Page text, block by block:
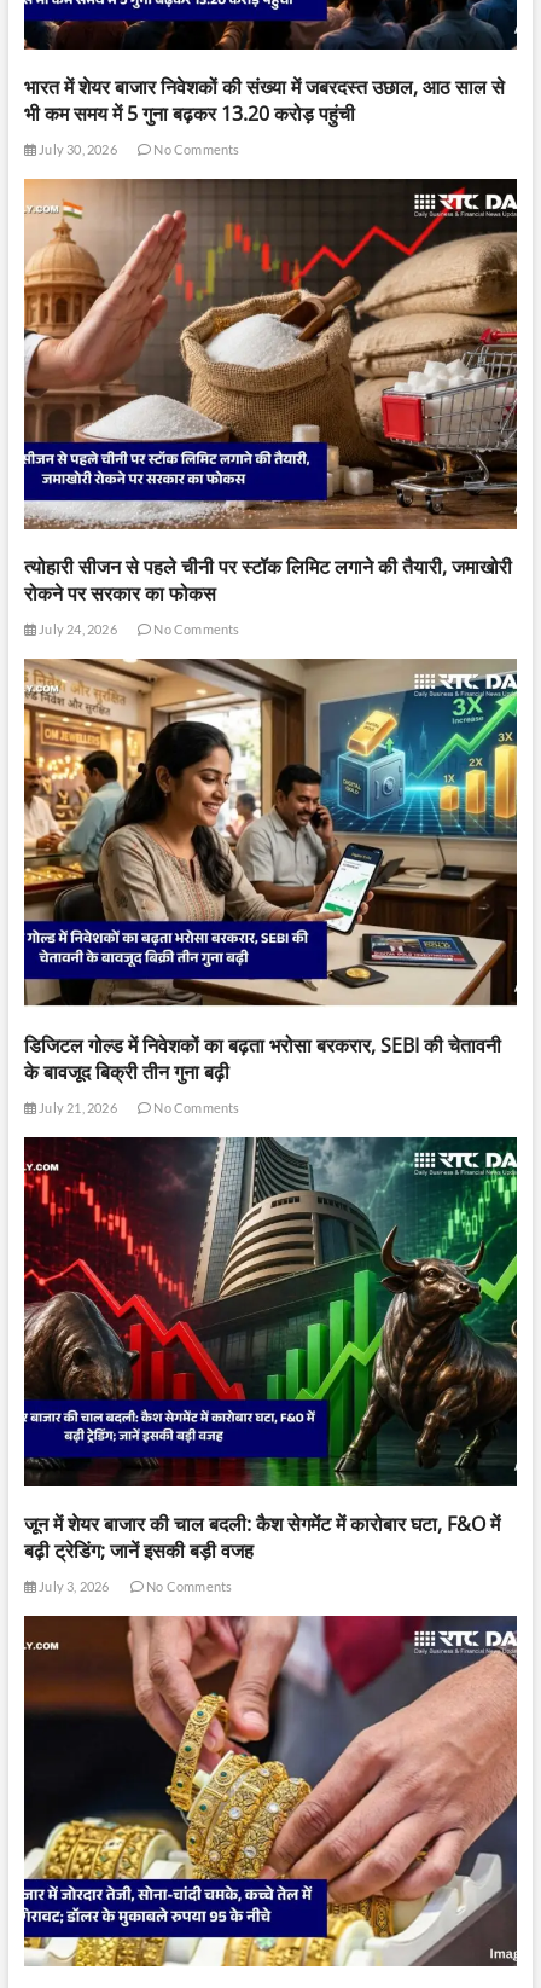
भारत में शेयर बाजार निवेशकों की संख्या में जबरदस्त उछाल, आठ साल से
भी कम समय में 5 गुना बढ़कर 13.20 करोड़ पहुंची
July 30, 2026 No Comments
त्योहारी सीजन से पहले चीनी पर स्टॉक लिमिट लगाने की तैयारी, जमाखोरी
रोकने पर सरकार का फोकस
July 24, 2026 No Comments
डिजिटल गोल्ड में निवेशकों का बढ़ता भरोसा बरकरार, SEBI की चेतावनी
के बावजूद बिक्री तीन गुना बढ़ी
July 21, 2026 No Comments
जून में शेयर बाजार की चाल बदली: कैश सेगमेंट में कारोबार घटा, F&O में
बढ़ी ट्रेडिंग; जानें इसकी बड़ी वजह
July 3, 2026 No Comments